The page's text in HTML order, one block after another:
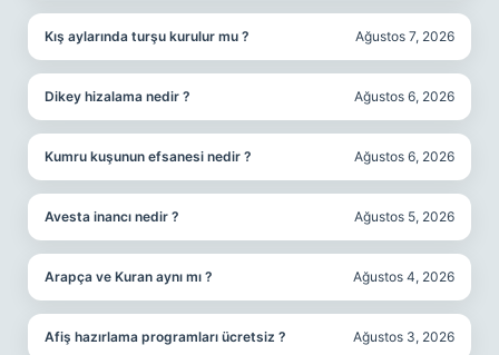
Kış aylarında turşu kurulur mu ? Ağustos 7, 2026
Dikey hizalama nedir ? Ağustos 6, 2026
Kumru kuşunun efsanesi nedir ? Ağustos 6, 2026
Avesta inancı nedir ? Ağustos 5, 2026
Arapça ve Kuran aynı mı ? Ağustos 4, 2026
Afiş hazırlama programları ücretsiz ? Ağustos 3, 2026